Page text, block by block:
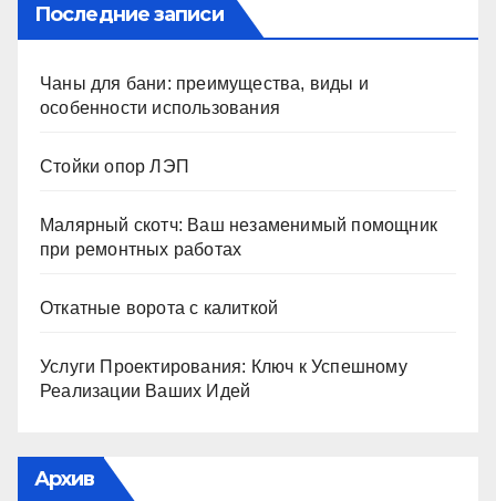
Последние записи
Чаны для бани: преимущества, виды и
особенности использования
Стойки опор ЛЭП
Малярный скотч: Ваш незаменимый помощник
при ремонтных работах
Откатные ворота с калиткой
Услуги Проектирования: Ключ к Успешному
Реализации Ваших Идей
Архив